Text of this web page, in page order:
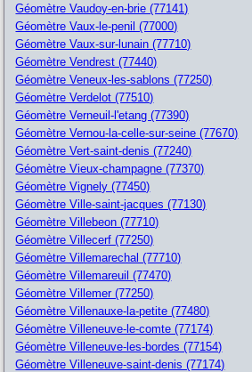
Géomètre Vaudoy-en-brie (77141)
Géomètre Vaux-le-penil (77000)
Géomètre Vaux-sur-lunain (77710)
Géomètre Vendrest (77440)
Géomètre Veneux-les-sablons (77250)
Géomètre Verdelot (77510)
Géomètre Verneuil-l'etang (77390)
Géomètre Vernou-la-celle-sur-seine (77670)
Géomètre Vert-saint-denis (77240)
Géomètre Vieux-champagne (77370)
Géomètre Vignely (77450)
Géomètre Ville-saint-jacques (77130)
Géomètre Villebeon (77710)
Géomètre Villecerf (77250)
Géomètre Villemarechal (77710)
Géomètre Villemareuil (77470)
Géomètre Villemer (77250)
Géomètre Villenauxe-la-petite (77480)
Géomètre Villeneuve-le-comte (77174)
Géomètre Villeneuve-les-bordes (77154)
Géomètre Villeneuve-saint-denis (77174)